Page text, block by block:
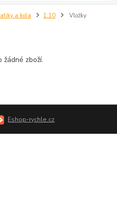
a kola 1:10 Vložky
zboží.
Eshop-rychle.cz